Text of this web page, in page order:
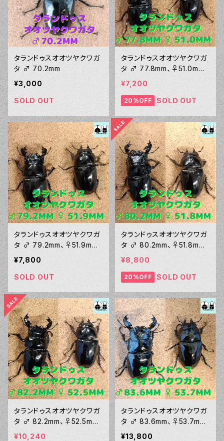
タランドゥスオオツヤクワガ
タ ♂ 70.2mm
¥3,000
SOLD OUT
タランドゥスオオツヤクワガ
タ ♂ 77.8mm、♀51.0mm
ペア
¥7,200
20%OFF SOLD OUT
タランドゥスオオツヤクワガ
タ ♂ 79.2mm、♀51.9mm
ペア
¥7,800
SOLD OUT
タランドゥスオオツヤクワガ
タ ♂ 80.2mm、♀51.8mm
ペア
¥8,800
20%OFF SOLD OUT
タランドゥスオオツヤクワガ
タ ♂ 82.2mm、♀52.5mm
ペア
¥10,240
タランドゥスオオツヤクワガ
タ ♂ 83.6mm、♀53.7mm
ペア
¥13,800